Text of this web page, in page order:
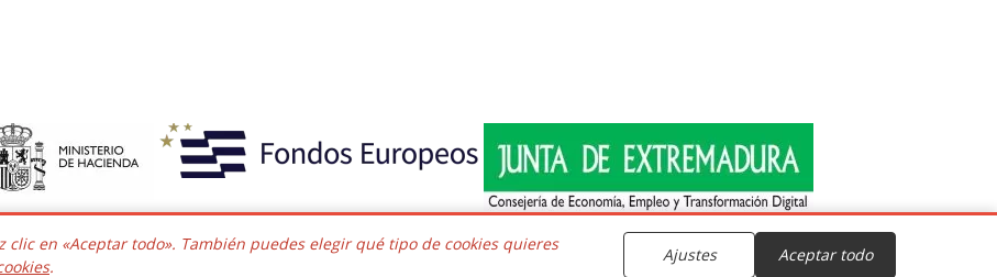
© 2016 - 2026 Todos los derechos reservados.Desarrollado e integrado
Poligono el Nevero complejo Inmuba Albatros, Manzana 6 Nave 9, 06006, Badajoz. ESPAÑA.
clic en «Aceptar todo». También puedes elegir qué tipo de cookies quieres
.
Ajustes Aceptar todo